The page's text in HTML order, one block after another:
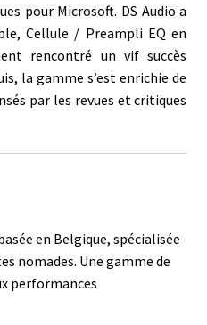
pour Microsoft. DS Audio a
Cellule / Preampli EQ en
rencontré un vif succès
la gamme s’est enrichie de
par les revues et critiques
en Belgique, spécialisée
nomades. Une gamme de
performances